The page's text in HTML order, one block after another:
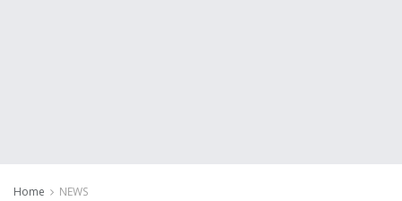
Home NEWS